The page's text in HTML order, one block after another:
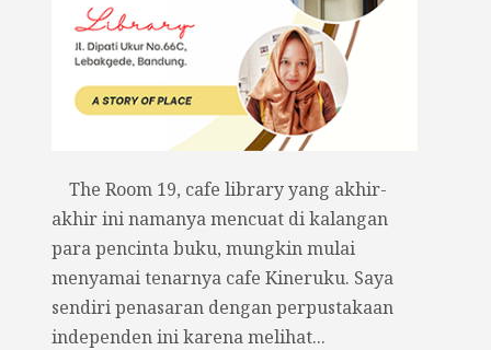
The Room 19, cafe library yang akhir-
akhir ini namanya mencuat di kalangan
para pencinta buku, mungkin mulai
menyamai tenarnya cafe Kineruku. Saya
sendiri penasaran dengan perpustakaan
independen ini karena melihat...